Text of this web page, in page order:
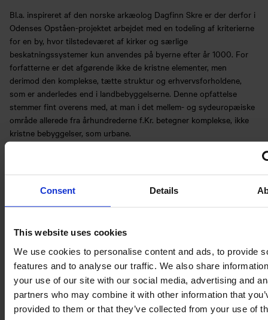
Consent Details
This website uses cookies
We use cookies to personalise content and ads, to provide
features and to analyse our traffic. We also share
your use of our site with our social media, advertising and
partners who may combine it with other information that
provided to them or that they’ve collected from your use of
Bl.a. inspireret af den norske arkæolog Dagfinn Skre er der derfor i
Odenses Opståen-projektet arbejdet med en todeling af kriterierne
for en by, hvor tilstedeværet af kirker og særlige
beskatningssystemer kun anvendes på byerne efter år 1000. For
forfatterne er det afgørende ikke de kristne elementer, men
derimod den komplekse, tætte struktur og erhvervsforholdene,
som er anderledes end i landbebyggelserne. Denne opfattelse
stemmer fint overens med, at man i det mellem- og sydeuropæiske
område allerede fra århundrederne f.Kr. betegner komplekse, ikke
kristne bebyggelser, som urbane.
Maarup. Foto: Jørgen Nielsen.
Artiklen kan indtil den trykte version udkommer og så længe, der
fortsat er frieksemplarer, hentes på et af disse links:
https://www.tandfonline.com/eprint/umP4g7Ds8HNxPQFRe5SK/full
eller
https://www.tandfonline.com/eprint/dx94uGjJyBVkpewVIeY3/full.